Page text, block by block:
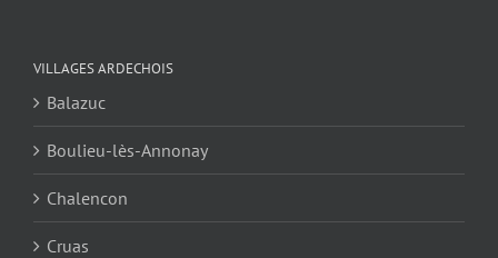
VILLAGES ARDECHOIS
Balazuc
Boulieu-lès-Annonay
Chalencon
Cruas